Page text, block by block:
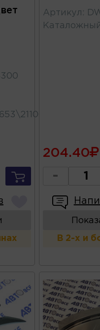
Артикул :
204.40
-
В 2-х и